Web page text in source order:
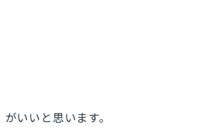
いいと思います。